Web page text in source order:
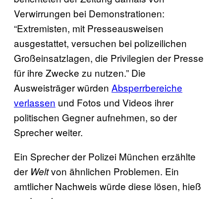
Verwirrungen bei Demonstrationen:
“Extremisten, mit Presseausweisen
ausgestattet, versuchen bei polizeilichen
Großeinsatzlagen, die Privilegien der Presse
für ihre Zwecke zu nutzen.” Die
Ausweisträger würden Absperrbereiche
verlassen und Fotos und Videos ihrer
politischen Gegner aufnehmen, so der
Sprecher weiter.
Ein Sprecher der Polizei München erzählte
der Weltvon ähnlichen Problemen. Ein
amtlicher Nachweis würde diese lösen, hieß